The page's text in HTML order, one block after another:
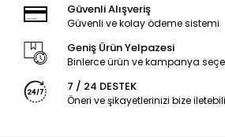
Güvenli Alışveriş
Güvenli ve kolay ödeme sistemi
Geniş Ürün Yelpazesi
Binlerce ürün ve kampanya
7 / 24 DESTEK
Öneri ve şikayetlerinizi bize